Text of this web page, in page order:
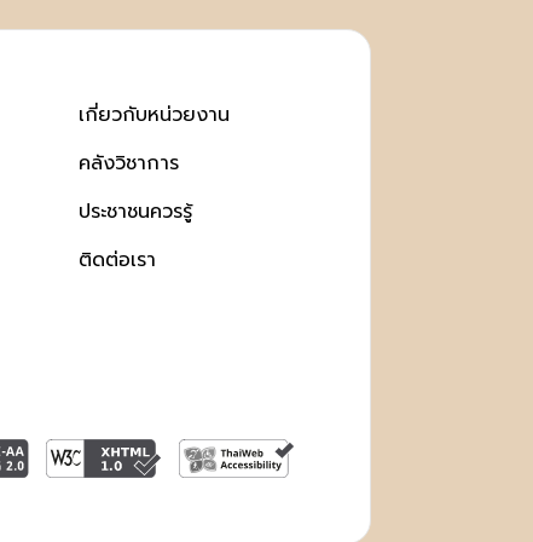
เกี่ยวกับหน่วยงาน
คลังวิชาการ
ประชาชนควรรู้
ติดต่อเรา